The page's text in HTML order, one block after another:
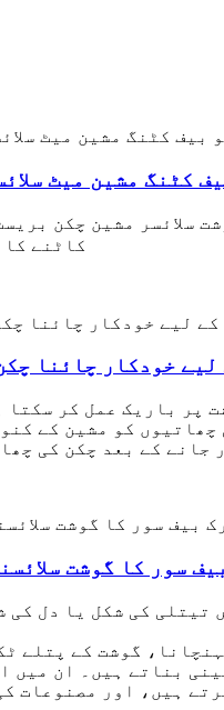
کٹنگ مشین میٹ
سلائسر مشین چکن
کاٹنے کا
خودکار چائنا
پر باریک عمل کر سکتا
کو مشین کے
جانے کے بعد چکن کی
سور کا گوشت
گوشت کے پتلے
ہیں، اور مصنوعات